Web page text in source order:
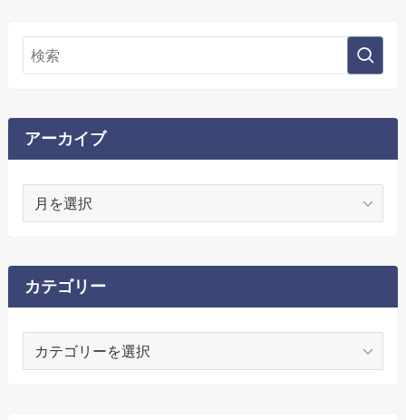
アーカイブ
イ
ブ
カテゴリー